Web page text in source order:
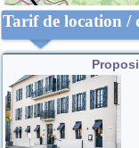
Tarif de location /